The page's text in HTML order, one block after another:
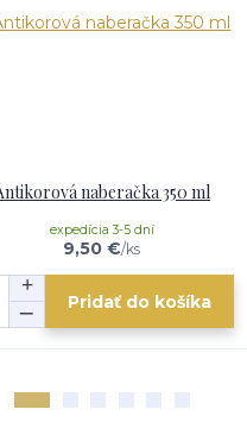
naberačka 350 ml
9,50 €/ks
expedícia 3-5 dní
Pridať do košíka